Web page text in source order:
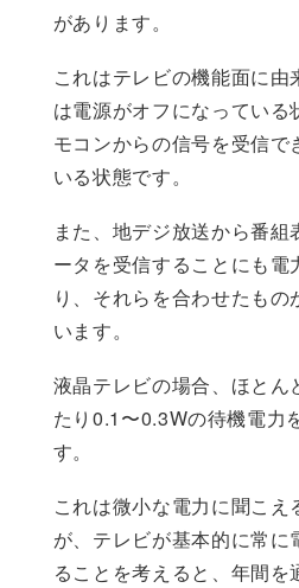
があります。
これはテレビの機能面に
は電源がオフになっている
モコンからの信号を受信で
いる状態です。
また、地デジ放送から番
ータを受信することにも電
り、それらを合わせたもの
います。
液晶テレビの場合、ほとん
たり0.1〜0.3Wの待機電力
す。
これは微小な電力に聞こえ
が、テレビが基本的に常に
ることを考えると、年間